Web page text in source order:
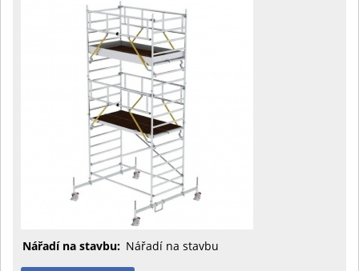
Nářadí na stavbu: Nářadí na stavbu